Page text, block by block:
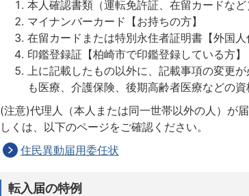
本人確認書類（運転免許証、在留カードなど
マイナンバーカード【お持ちの方】
在留カードまたは特別永住者証明書【外国人
印鑑登録証【柏崎市で印鑑登録している方】
上に記載したもの以外に、記載事項の変更
も医療、介護保険、後期高齢者医療などの資
(注意)代理人（本人または同一世帯以外の人）が
しくは、以下のページをご確認ください。
住民異動届用委任状
転入届の特例